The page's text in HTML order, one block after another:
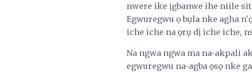
nwere ike ịgbanwe ihe niile
Egwuregwu ọ bụla nke agha
iche iche na ọrụ dị iche iche,
Na ngwa ngwa ma na-akpali
egwuregwu na-agba ọsọ nke